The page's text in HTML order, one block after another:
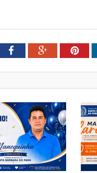
FacebookGoogle+